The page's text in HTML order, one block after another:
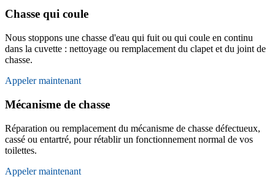
Chasse qui coule
Nous stoppons une chasse d'eau qui fuit ou qui coule en continu
dans la cuvette : nettoyage ou remplacement du clapet et du joint de
chasse.
Appeler maintenant
Mécanisme de chasse
Réparation ou remplacement du mécanisme de chasse défectueux,
cassé ou entartré, pour rétablir un fonctionnement normal de vos
toilettes.
Appeler maintenant